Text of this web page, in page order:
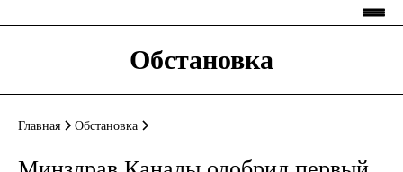
Обстановка
Главная Обстановка